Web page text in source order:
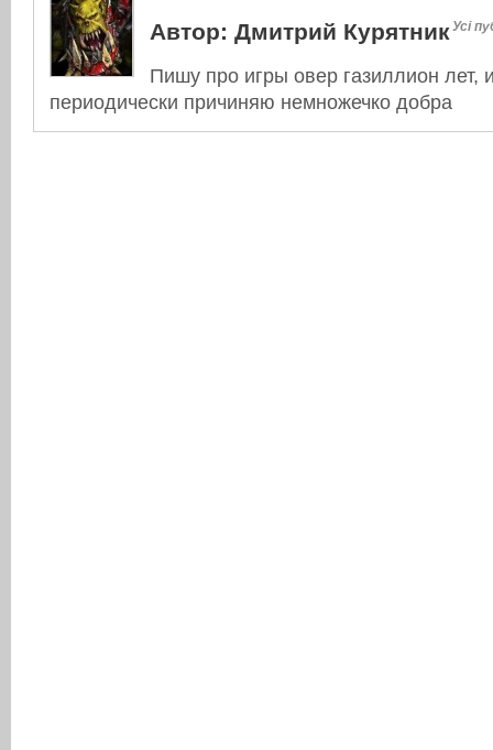
Автор: Дмитрий Курятник Усі
Пишу про игры овер газиллион лет,
периодически причиняю немножечко добра